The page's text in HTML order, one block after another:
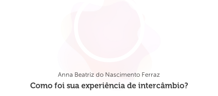
Anna Beatriz do Nascimento Ferraz
Como foi sua experiência de intercâmbio?